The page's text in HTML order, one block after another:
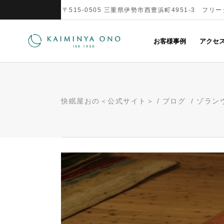
〒515-0505 三重県伊勢市西豊浜町4951-3 フリ
お客様事例 アクセ
快眠屋おの＜公式サイト＞ / ブログ / ゾラン